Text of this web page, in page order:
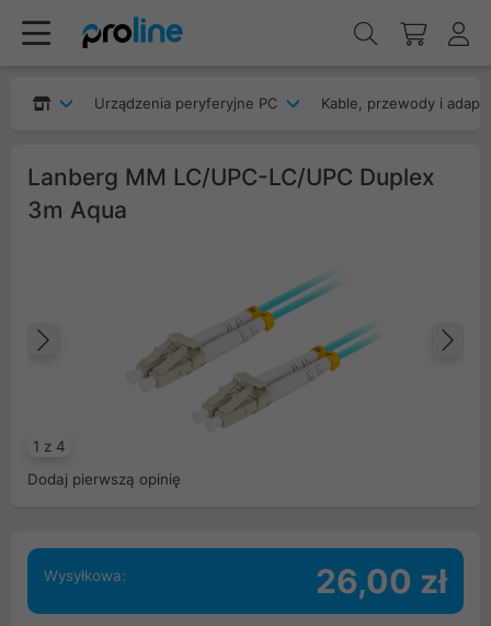
Urządzenia peryferyjne PC Kable, przewody i
Lanberg MM LC/UPC-LC/UPC Duplex
3m Aqua
1 z 4
Poprzedni
Dodaj pierwszą opinię
Wysyłkowa: 26,00 zł